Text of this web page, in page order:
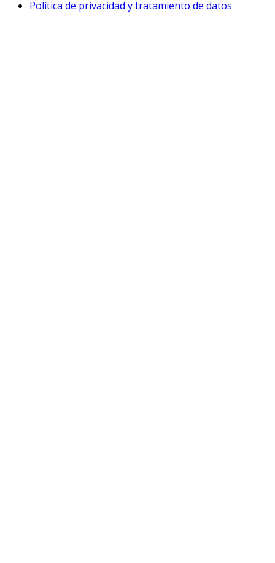
Política de privacidad y tratamiento de datos